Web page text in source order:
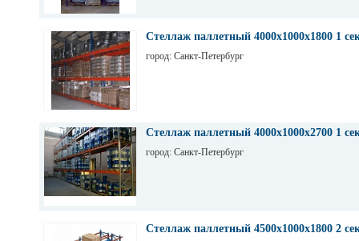
Стеллаж паллетный 4000х1000х1800 1
город: Санкт-Петербург
Стеллаж паллетный 4000х1000х2700 1
город: Санкт-Петербург
Стеллаж паллетный 4500х1000х1800 2